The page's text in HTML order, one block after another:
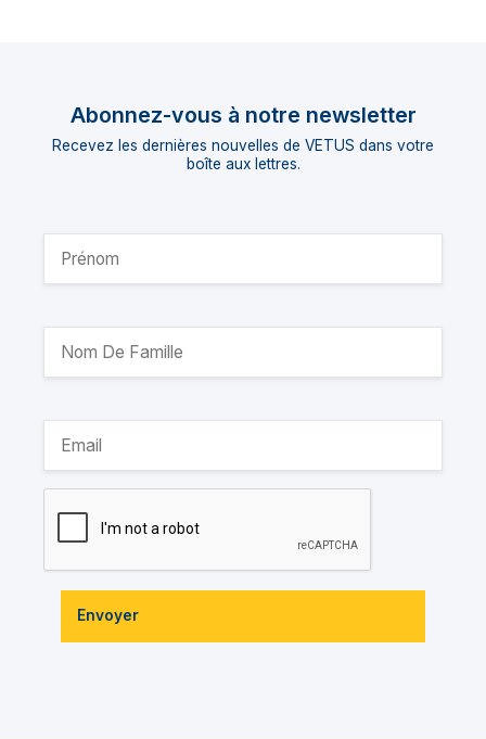
Abonnez-vous à notre newsletter
Recevez les dernières nouvelles de VETUS dans votre
boîte aux lettres.
Envoyer